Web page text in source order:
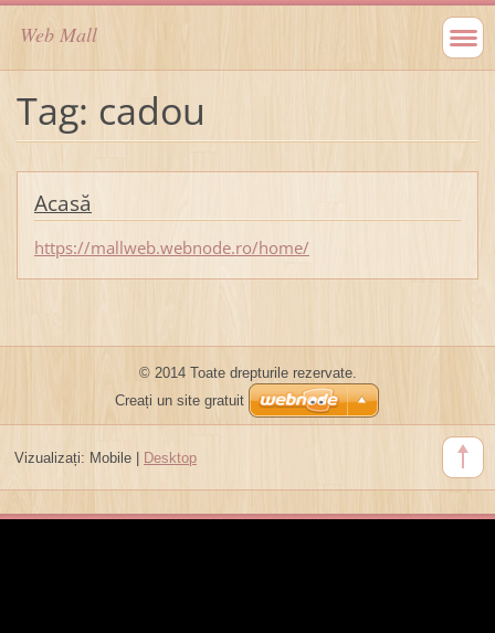
Web Mall
Tag: cadou
Acasă
https://mallweb.webnode.ro/home/
© 2014 Toate drepturile rezervate.
Creați un site gratuit
Vizualizați: Mobile| Desktop